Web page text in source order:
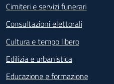
Cimiteri e servizi funerari
Consultazioni elettorali
Cultura e tempo libero
Edilizia e urbanistica
Educazione e formazione